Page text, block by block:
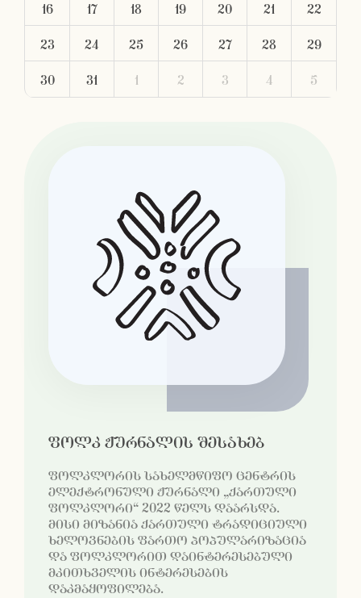
16 17 18 19 20 21 22
23 24 25 26 27 28 29
30 31 1 2 3 4 5
ფოლკ ჟურნალის შესახებ
ფოლკლორის სახელმწიფო ცენტრის
ელექტრონული ჟურნალი „ქართული
ფოლკლორი“ 2022 წელს დაარსდა.
მისი მიზანია ქართული ტრადიციული
ხელოვნების ფართო პოპულარიზაცია
და ფოლკლორით დაინტერესებული
მკითხველის ინტერესების
დაკმაყოფილება.